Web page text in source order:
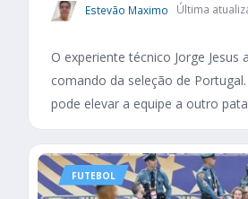
Estevão Maximo Última
O experiente técnico Jorge Jesus
comando da seleção de
pode elevar a equipe a outro
FUTEBOL